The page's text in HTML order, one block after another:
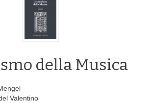
della Musica
Valentino